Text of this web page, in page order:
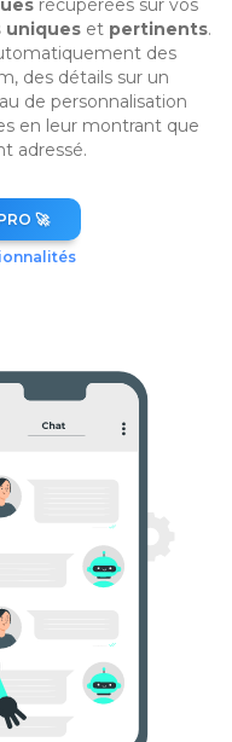
récupérées sur vos
uniques et pertinents.
des
des détails sur un
de personnalisation
en leur montrant que
adressé.
🚀